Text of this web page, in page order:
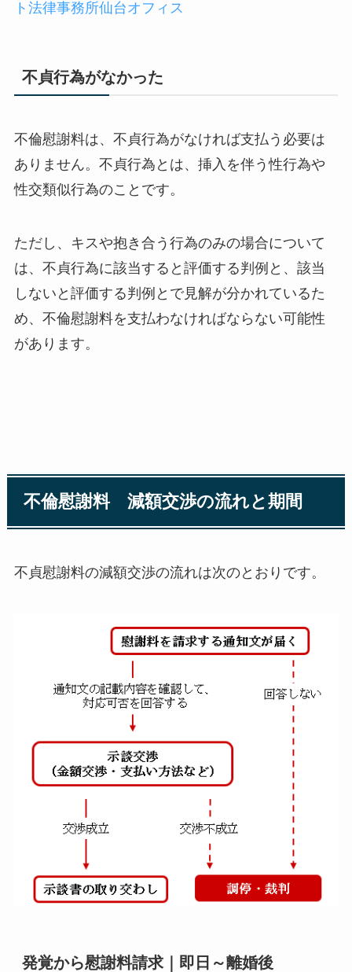
ト法律事務所仙台オフィス
不貞行為がなかった
不倫慰謝料は、不貞行為がなければ支払う必要は
ありません。不貞行為とは、挿入を伴う性行為や
性交類似行為のことです。
ただし、キスや抱き合う行為のみの場合について
は、不貞行為に該当すると評価する判例と、該当
しないと評価する判例とで見解が分かれているた
め、不倫慰謝料を支払わなければならない可能性
があります。
不倫慰謝料 減額交渉の流れと期間
不貞慰謝料の減額交渉の流れは次のとおりです。
発覚から慰謝料請求｜即日～離婚後